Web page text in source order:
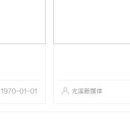
1970-01-01 尤溪新媒体